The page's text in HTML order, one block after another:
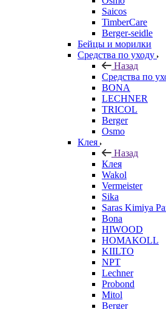
Saicos
TimberCare
Berger-seidle
Бейцы и морилки
Средства по уходу
Назад
Средства по
BONA
LECHNER
TRICOL
Berger
Osmo
Клея
Назад
Клея
Wakol
Vermeister
Sika
Saras Kimiya
Bona
HIWOOD
HOMAKOLL
KIILTO
NPT
Lechner
Probond
Mitol
Berger